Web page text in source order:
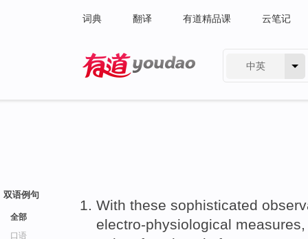
词典 翻译 有道精品课 云笔记
中英
双语例句
全部
口语
With these sophisticated
electro-physiological measures